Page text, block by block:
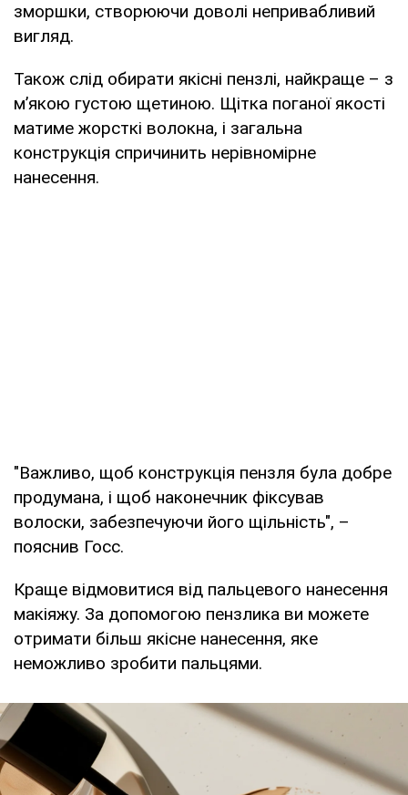
зморшки, створюючи доволі непривабливий
вигляд.
Також слід обирати якісні пензлі, найкраще – з
м’якою густою щетиною. Щітка поганої якості
матиме жорсткі волокна, і загальна
конструкція спричинить нерівномірне
нанесення.
"Важливо, щоб конструкція пензля була добре
продумана, і щоб наконечник фіксував
волоски, забезпечуючи його щільність", –
пояснив Госс.
Краще відмовитися від пальцевого нанесення
макіяжу. За допомогою пензлика ви можете
отримати більш якісне нанесення, яке
неможливо зробити пальцями.